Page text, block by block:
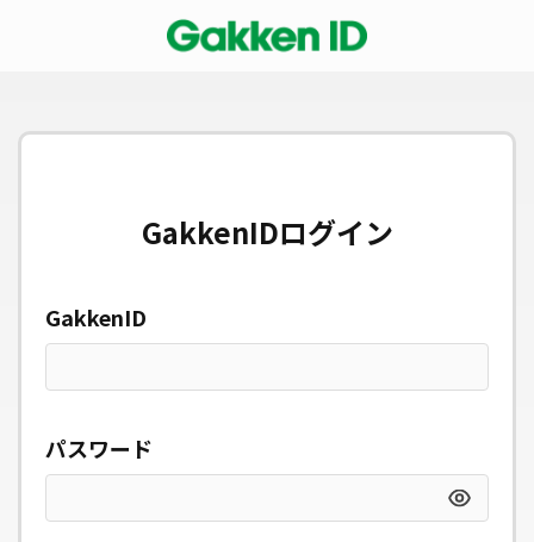
GakkenIDログイン
GakkenID
パスワード